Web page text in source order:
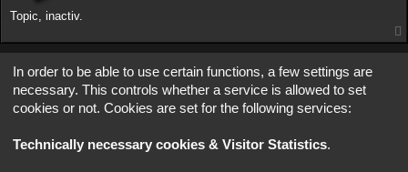
Topic, inactiv.
Mergi la
PARTENERI
In order to be able to use certain functions, a few settings are
necessary. This controls whether a service is allowed to set
cookies or not. Cookies are set for the following services:
Technically necessary cookies & Visitor Statistics.